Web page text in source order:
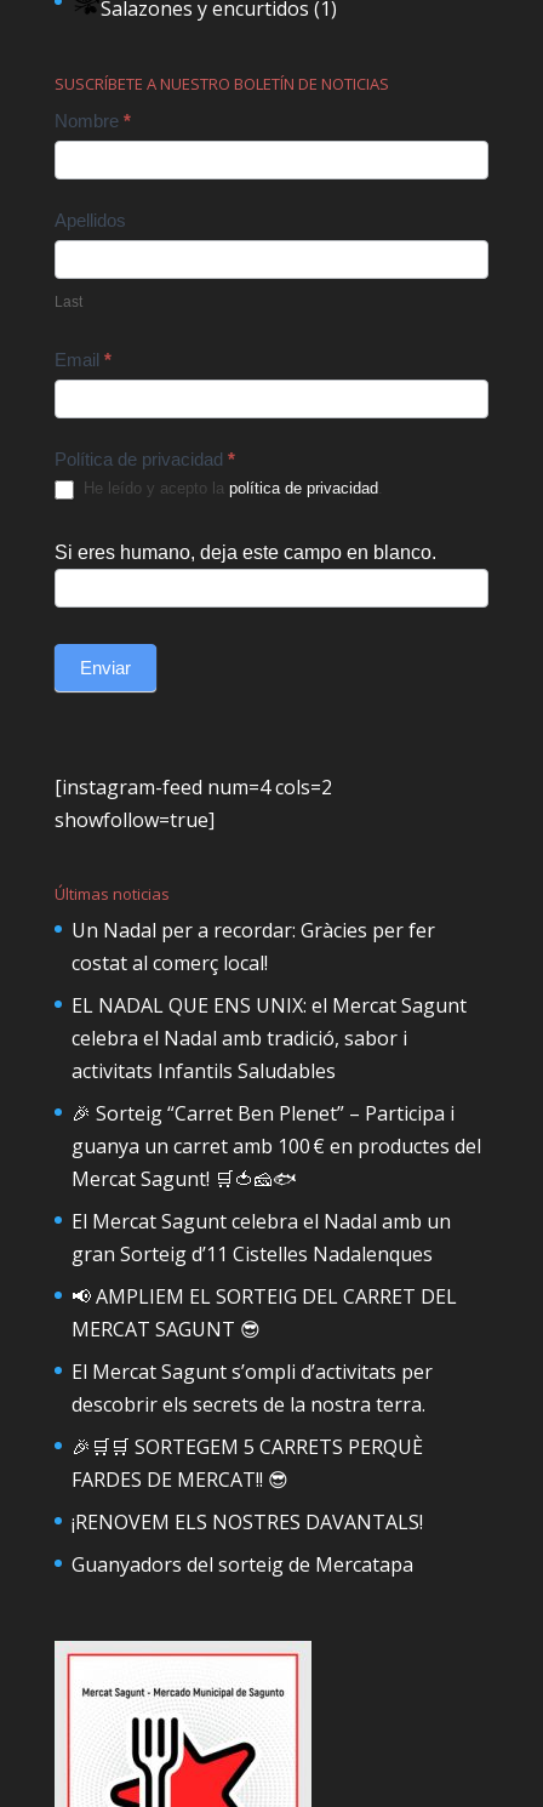
Salazones y encurtidos (1)
SUSCRÍBETE A NUESTRO BOLETÍN DE NOTICIAS
Contact
Nombre *
Apellidos
Last
Email *
Política de privacidad *
He leído y acepto la política de privacidad.
Si eres humano, deja este campo en blanco.
Enviar
[instagram-feed num=4 cols=2
showfollow=true]
Últimas noticias
Un Nadal per a recordar: Gràcies per fer
costat al comerç local!
EL NADAL QUE ENS UNIX: el Mercat Sagunt
celebra el Nadal amb tradició, sabor i
activitats Infantils Saludables
🎉 Sorteig “Carret Ben Plenet” – Participa i
guanya un carret amb 100 € en productes del
Mercat Sagunt! 🛒🍅🧀🐟
El Mercat Sagunt celebra el Nadal amb un
gran Sorteig d’11 Cistelles Nadalenques
📢 AMPLIEM EL SORTEIG DEL CARRET DEL
MERCAT SAGUNT 😎
El Mercat Sagunt s’ompli d’activitats per
descobrir els secrets de la nostra terra.
🎉🛒🛒 SORTEGEM 5 CARRETS PERQUÈ
FARDES DE MERCAT!! 😎
¡RENOVEM ELS NOSTRES DAVANTALS!
Guanyadors del sorteig de Mercatapa